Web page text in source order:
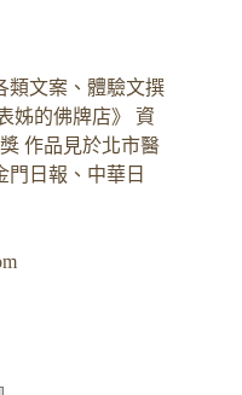
類文案、體驗文撰
姊的佛牌店》 資
作品見於北市醫
門日報、中華日